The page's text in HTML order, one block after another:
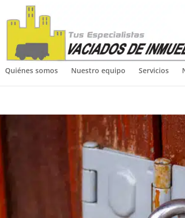
Quiénes somos Nuestro equipo Servicios